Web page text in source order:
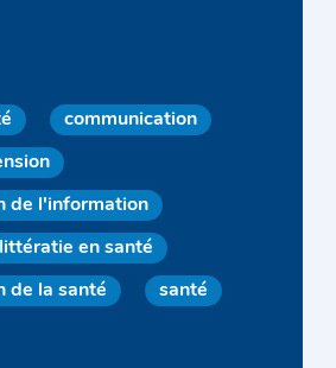
communication
de l'information
littératie en santé
de la santé santé